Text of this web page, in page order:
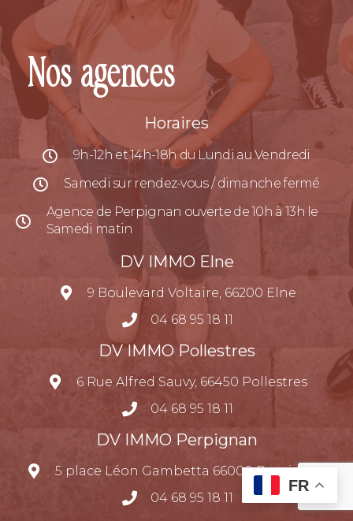
Nos agences
Horaires
9h-12h et 14h-18h du Lundi au Vendredi
Samedi sur rendez-vous / dimanche fermé
Agence de Perpignan ouverte de 10h à 13h le
Samedi matin
DV IMMO Elne
9 Boulevard Voltaire, 66200 Elne
04 68 95 18 11
DV IMMO Pollestres
6 Rue Alfred Sauvy, 66450 Pollestres
04 68 95 18 11
DV IMMO Perpignan
5 place Léon Gambetta 66000 Perpignan
04 68 95 18 11
FR